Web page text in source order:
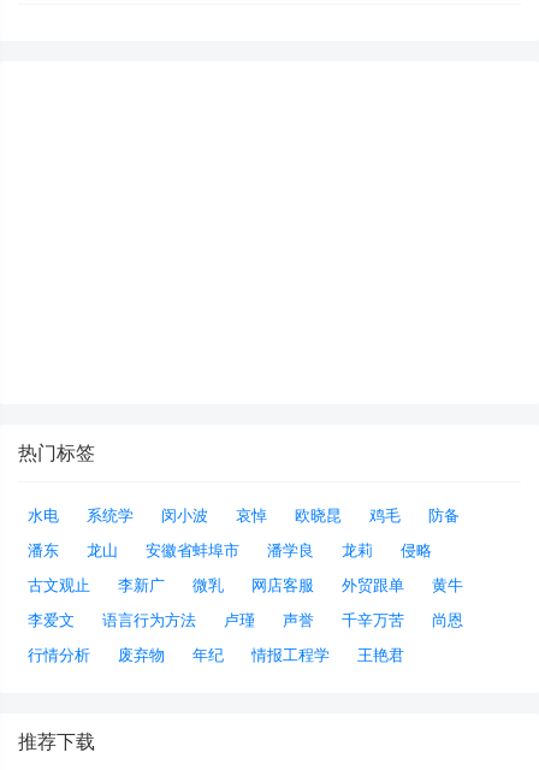
热门标签
水电 系统学 闵小波 哀悼 欧晓昆 鸡毛
防备
潘东
龙山 安徽省蚌埠市 潘学良 龙莉
侵略
古文观止
李新广 微乳 网店客服 外贸跟单
黄牛
李爱文
语言行为方法 卢瑾 声誉 千辛万苦
尚恩
行情分析
废弃物 年纪 情报工程学 王艳君
推荐下载